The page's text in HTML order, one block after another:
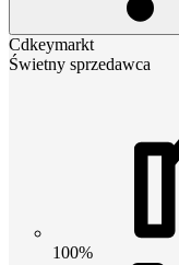
Cdkeymarkt
Świetny sprzedawca
100%